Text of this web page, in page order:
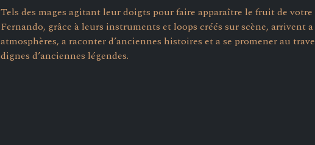
Tels des mages agitant leur doigts pour faire apparaître le fruit de
Fernando, grâce à leurs instruments et loops créés sur scène, arrivent a
atmosphères, a raconter d’anciennes histoires et a se promener au
dignes d’anciennes légendes.